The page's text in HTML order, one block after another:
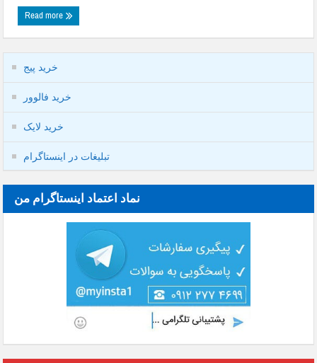
Read more
خرید پیج
خرید فالوور
خرید لایک
تبلیغات در اینستاگرام
نماد اعتماد اینستاگرام من